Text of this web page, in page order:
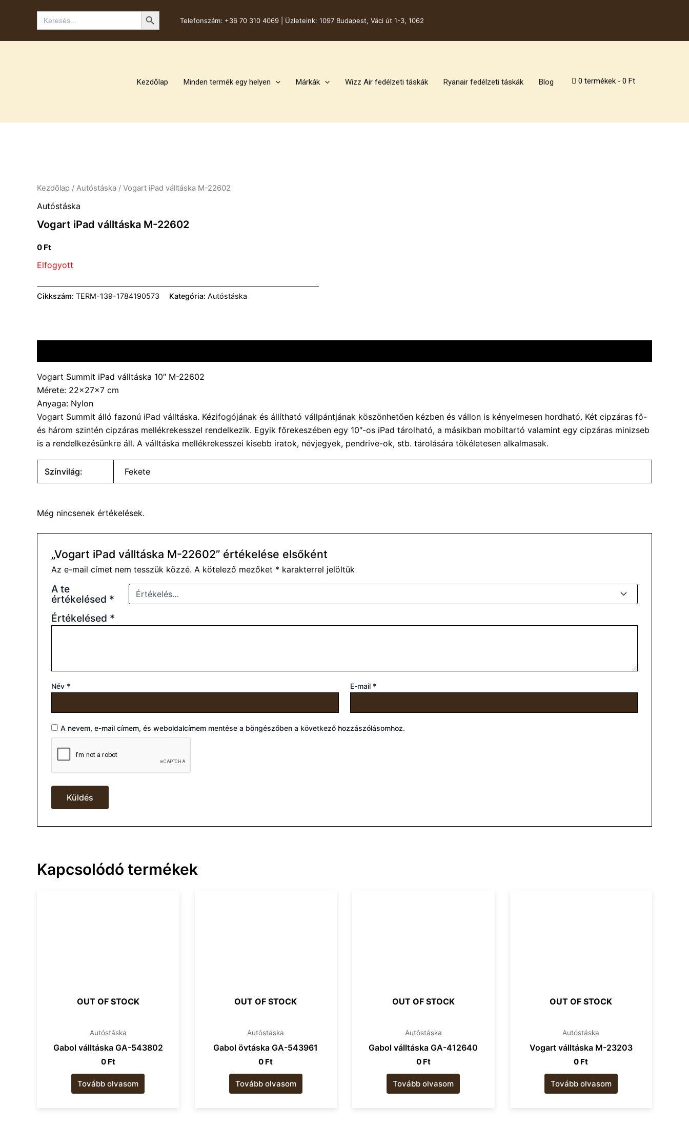
Search
for:
Search Button
Telefonszám: +36 70 310 4069 | Üzleteink: 1097 Budapest, Váci út 1-3, 1062
Kezdőlap Minden termék egy helyen Márkák Wizz Air fedélzeti táskák Ryanair fedélzeti táskák Blog 0 termékek 0 Ft
Kezdőlap / Autóstáska / Vogart iPad válltáska M-22602
Autóstáska
Vogart iPad válltáska M-22602
0 Ft
Elfogyott
Cikkszám: TERM-139-1784190573 Kategória: Autóstáska
Vogart Summit iPad válltáska 10″ M-22602
Mérete: 22x27x7 cm
Anyaga: Nylon
Vogart Summit álló fazonú iPad válltáska. Kézifogójának és állítható vállpántjának köszönhetően kézben és vállon is kényelmesen hordható. Két cipzáras fő-
és három szintén cipzáras mellékrekesszel rendelkezik. Egyik főrekeszében egy 10″-os iPad tárolható, a másikban mobiltartó valamint egy cipzáras minizseb
is a rendelkezésünkre áll. A válltáska mellékrekesszei kisebb iratok, névjegyek, pendrive-ok, stb. tárolására tökéletesen alkalmasak.
Színvilág: Fekete
Még nincsenek értékelések.
„Vogart iPad válltáska M-22602” értékelése elsőként
Az e-mail címet nem tesszük közzé. A kötelező mezőket * karakterrel jelöltük
A te
értékelésed *
Értékelésed *
Név * E-mail *
A nevem, e-mail címem, és weboldalcímem mentése a böngészőben a következő hozzászólásomhoz.
Kapcsolódó termékek
OUT OF STOCK
Autóstáska
Gabol válltáska GA-543802
0 Ft
Tovább olvasom
OUT OF STOCK
Autóstáska
Gabol övtáska GA-543961
0 Ft
Tovább olvasom
OUT OF STOCK
Autóstáska
Gabol válltáska GA-412640
0 Ft
Tovább olvasom
OUT OF STOCK
Autóstáska
Vogart válltáska M-23203
0 Ft
Tovább olvasom